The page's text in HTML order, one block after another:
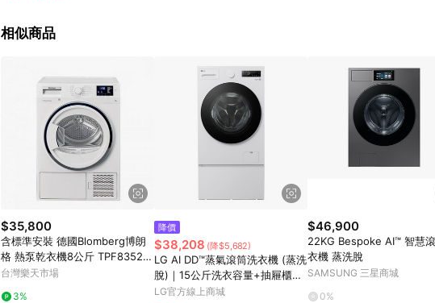
會有時間差，如顯示之商品規格、顏色、價位、贈品與台灣樂天市場銷售網頁不符，以銷售網頁標示為
點數回饋或點數回饋有爭議，台灣樂天市場保有更改條款與法律追訴之權利，活動詳情以樂天
相似商品
$35,800
含標準安裝 德國Blomberg博朗
格 熱泵乾衣機8公斤 TPF8352W
Z
台灣樂天市場
3%
降價
$38,208 (降$5,682)
LG AI DD™蒸氣滾筒洗衣機 (蒸洗
脫)｜15公斤洗衣容量+抽屜櫃
(雲霧白) - WDS15NW.25N1C
LG官方線上商城
$46,900
22KG Bespoke AI™ 智慧
衣機 蒸洗脫
SAMSUNG 三星商城
0%